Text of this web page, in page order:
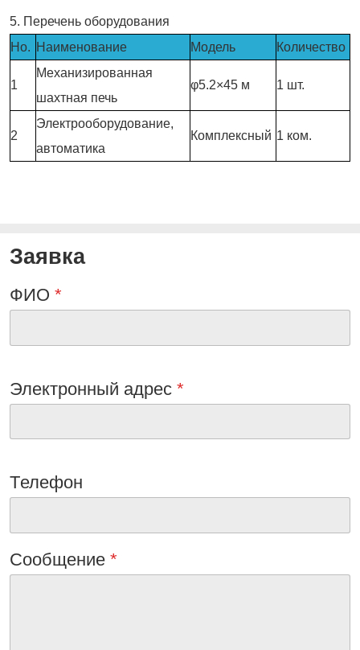
5. Перечень оборудования
Но. Наименование Модель Количество
1
Механизированная
шахтная печь
φ5.2×45 м 1 шт.
2
Электрооборудование,
автоматика
Комплексный 1 ком.
Заявка
ФИО *
Электронный адрес *
Tелефон
Сообщениe *